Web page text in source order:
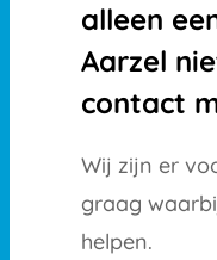
alleen
Aarzel
contact
Wij zijn er
graag
helpen.